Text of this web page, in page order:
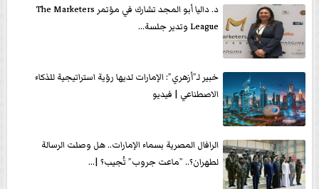
د. داليا أبو المجد تشارك في مؤتمر The Marketers
League وتدير جلسة...
خبير لـ”أزهري”: الإمارات لديها رؤية استراتيجية للذكاء
الاصطناعي | فيديو
الرافال المصرية بسماء الإمارات.. هل وصلت الرسالة
لطهران؟.. ”ماعت جروب” تُجيب؟ |...